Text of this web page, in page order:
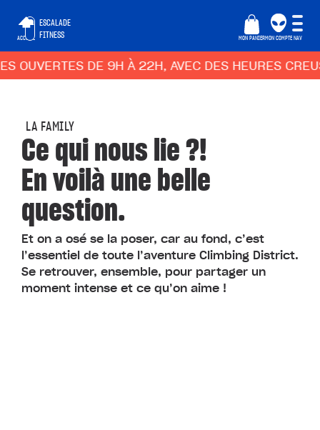
ACCUEIL
ESCALADE
FITNESS
MON PANIERMON COMPTE NAV
DE 9H À 22H, AVEC DES HEURES CREUSES
LA FAMILY
Ce qui nous lie ?!
En voilà une belle
question.
Et on a osé se la poser, car au fond, c’est
l’essentiel de toute l’aventure Climbing District.
Se retrouver, ensemble, pour partager un
moment intense et ce qu’on aime !